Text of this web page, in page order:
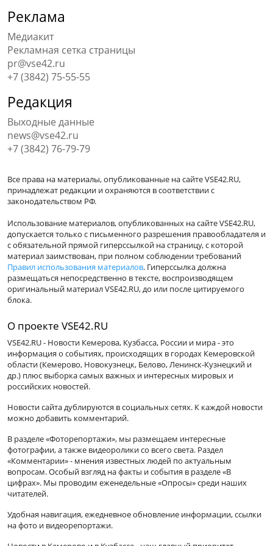
Реклама
Медиакит
Рекламная сетка страницы
pr@vse42.ru
+7 (3842) 75-55-55
Редакция
Выходные данные
news@vse42.ru
+7 (3842) 76-79-79
Все права на материалы, опубликованные на сайте VSE42.RU,
принадлежат редакции и охраняются в соответствии с
законодательством РФ.
Использование материалов, опубликованных на сайте VSE42.RU,
допускается только с письменного разрешения правообладателя и
с обязательной прямой гиперссылкой на страницу, с которой
материал заимствован, при полном соблюдении требований
Правил использования материалов. Гиперссылка должна
размещаться непосредственно в тексте, воспроизводящем
оригинальный материал VSE42.RU, до или после цитируемого
блока.
О проекте VSE42.RU
VSE42.RU - Новости Кемерова, Кузбасса, России и мира - это
информация о событиях, происходящих в городах Кемеровской
области (Кемерово, Новокузнецк, Белово, Ленинск-Кузнецкий и
др.) плюс выборка самых важных и интересных мировых и
российских новостей.
Новости сайта дублируются в социальных сетях. К каждой новости
можно добавить комментарий.
В разделе «Фоторепортажи», мы размещаем интересные
фотографии, а также видеоролики со всего света. Раздел
«Комментарии» - мнения известных людей по актуальным
вопросам. Особый взгляд на факты и события в разделе «В
цифрах». Мы проводим еженедельные «Опросы» среди наших
читателей.
Удобная навигация, ежедневное обновление информации, ссылки
на фото и видеорепортажи.